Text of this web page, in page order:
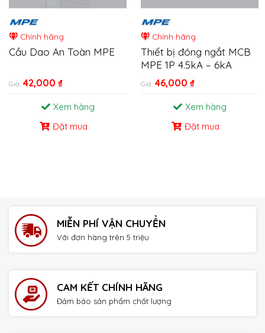
Chính hãng
Cầu Dao An Toàn MPE
Giá: 42,000 ₫
Xem hàng
Đặt mua
Chính hãng
Thiết bị đóng ngắt MCB
MPE 1P 4.5kA – 6kA
Giá: 46,000 ₫
Xem hàng
Đặt mua
MIỄN PHÍ VẬN CHUYỂN
Với đơn hàng trên 5 triệu
CAM KẾT CHÍNH HÃNG
Đảm bảo sản phẩm chất lượng